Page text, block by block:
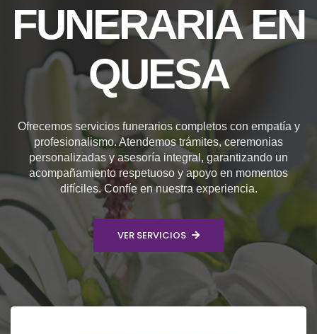
FUNERARIA EN
QUESA
Ofrecemos servicios funerarios completos con empatía y
profesionalismo. Atendemos trámites, ceremonias
personalizadas y asesoría integral, garantizando un
acompañamiento respetuoso y apoyo en momentos
difíciles. Confíe en nuestra experiencia.
VER SERVICIOS